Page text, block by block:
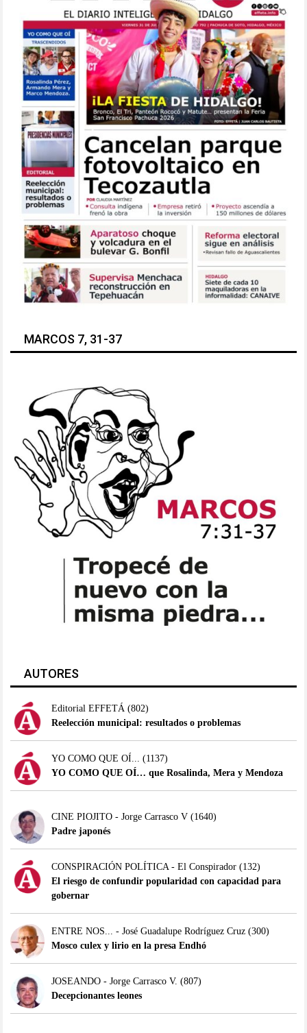
MARCOS 7, 31-37
AUTORES
Editorial EFFETÁ(802)
Reelección municipal: resultados o problemas
YO COMO QUE OÍ... (1137)
YO COMO QUE OÍ… que Rosalinda, Mera y Mendoza
CINE PIOJITO - Jorge Carrasco V(1640)
Padre japonés
CONSPIRACIÓN POLÍTICA - El Conspirador(132)
El riesgo de confundir popularidad con capacidad para
gobernar
ENTRE NOS... - José Guadalupe Rodríguez Cruz(300)
Mosco culex y lirio en la presa Endhó
JOSEANDO - Jorge Carrasco V. (807)
Decepcionantes leones